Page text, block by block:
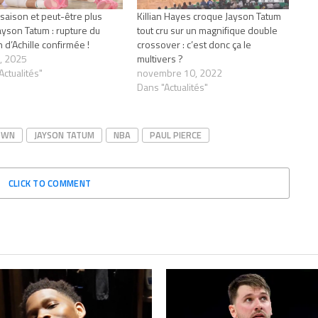
et peut-être plus
Tatum : rupture du
confirmée !
2025
Killian Hayes croque Jayson Tatum
tout cru sur un magnifique double
crossover : c’est donc ça le
multivers ?
novembre 10, 2022
Dans "Actualités"
JAYSON TATUM NBA PAUL PIERCE
CLICK TO COMMENT